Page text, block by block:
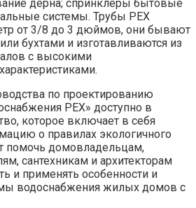
дерна; спринклеры бытовые
системы. Трубы PEX
от 3/8 до 3 дюймов, они бывают
бухтами и изготавливаются из
с высокими
по проектированию
PEX» доступно в
которое включает в себя
о правилах экологичного
помочь домовладельцам,
сантехникам и архитекторам
и применять особенности и
водоснабжения жилых домов с